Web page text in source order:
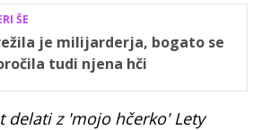
ŠE
je milijarderja, bogato se
tudi njena hči
delati z 'mojo hčerko' Lety